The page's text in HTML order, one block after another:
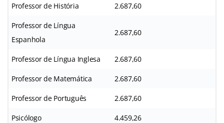
Professor de História 2.687,60
Professor de Língua
Espanhola
2.687,60
Professor de Língua Inglesa 2.687,60
Professor de Matemática 2.687,60
Professor de Português 2.687,60
Psicólogo 4.459,26